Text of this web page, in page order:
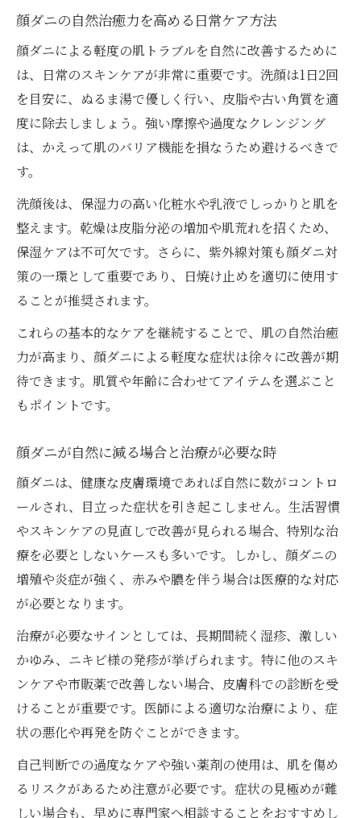
顔ダニの自然治癒力を高める日常ケア方法
顔ダニによる軽度の肌トラブルを自然に改善するために
は、日常のスキンケアが非常に重要です。洗顔は1日2回
を目安に、ぬるま湯で優しく行い、皮脂や古い角質を適
度に除去しましょう。強い摩擦や過度なクレンジング
は、かえって肌のバリア機能を損なうため避けるべきで
す。
洗顔後は、保湿力の高い化粧水や乳液でしっかりと肌を
整えます。乾燥は皮脂分泌の増加や肌荒れを招くため、
保湿ケアは不可欠です。さらに、紫外線対策も顔ダニ対
策の一環として重要であり、日焼け止めを適切に使用す
ることが推奨されます。
これらの基本的なケアを継続することで、肌の自然治癒
力が高まり、顔ダニによる軽度な症状は徐々に改善が期
待できます。肌質や年齢に合わせてアイテムを選ぶこと
もポイントです。
顔ダニが自然に減る場合と治療が必要な時
顔ダニは、健康な皮膚環境であれば自然に数がコントロ
ールされ、目立った症状を引き起こしません。生活習慣
やスキンケアの見直しで改善が見られる場合、特別な治
療を必要としないケースも多いです。しかし、顔ダニの
増殖や炎症が強く、赤みや膿を伴う場合は医療的な対応
が必要となります。
治療が必要なサインとしては、長期間続く湿疹、激しい
かゆみ、ニキビ様の発疹が挙げられます。特に他のスキ
ンケアや市販薬で改善しない場合、皮膚科での診断を受
けることが重要です。医師による適切な治療により、症
状の悪化や再発を防ぐことができます。
自己判断での過度なケアや強い薬剤の使用は、肌を傷め
るリスクがあるため注意が必要です。症状の見極めが難
しい場合も、早めに専門家へ相談することをおすすめし